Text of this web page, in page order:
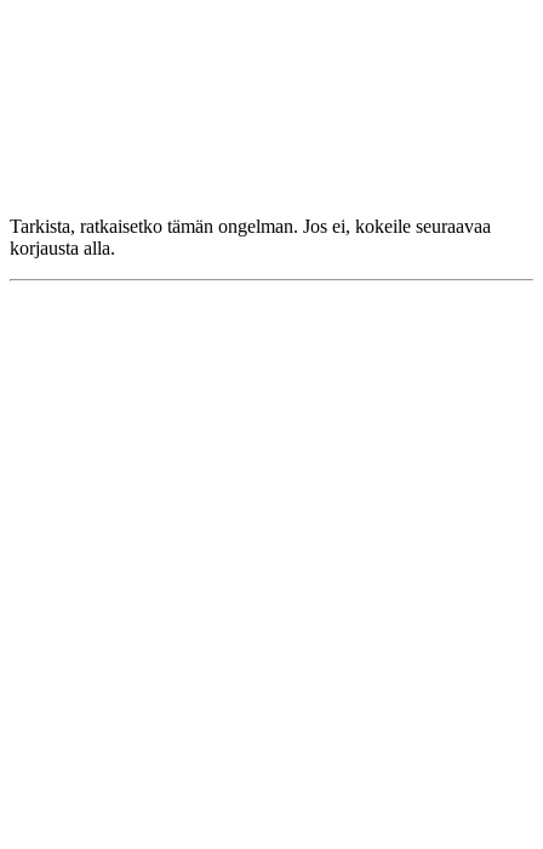
Tarkista, ratkaisetko tämän ongelman. Jos ei, kokeile seuraavaa
korjausta alla.